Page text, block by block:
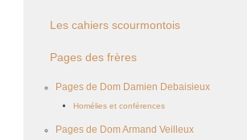
Les cahiers scourmontois
Pages des frères
Pages de Dom Damien Debaisieux
Homélies et conférences
Pages de Dom Armand Veilleux